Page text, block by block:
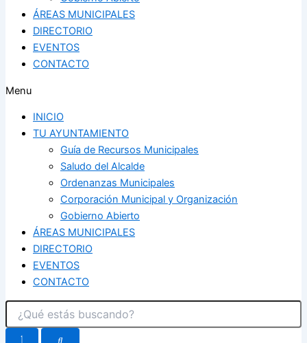
ÁREAS MUNICIPALES
DIRECTORIO
EVENTOS
CONTACTO
Menu
INICIO
TU AYUNTAMIENTO
Guía de Recursos Municipales
Saludo del Alcalde
Ordenanzas Municipales
Corporación Municipal y Organización
Gobierno Abierto
ÁREAS MUNICIPALES
DIRECTORIO
EVENTOS
CONTACTO